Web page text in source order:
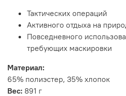
Тактических операций
Активного отдыха на
Повседневного
требующих маскировки
Материал:
65% полиэстер, 35% хлопок
Вес: 891 г